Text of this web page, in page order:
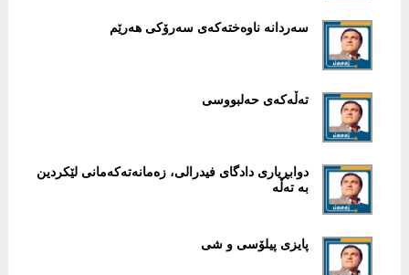
سەردانە ناوەختەکەی سەرۆکی هەرێم
تەڵەکەی حەلبووسی
دوابڕیاری دادگای فیدرالی، زەمانەتەکەمانی لێکردین
بە تەڵە
پایزی پیلۆسی و شی